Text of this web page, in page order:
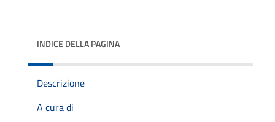
INDICE DELLA PAGINA
Descrizione
A cura di